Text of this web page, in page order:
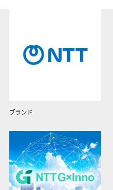
ブランド